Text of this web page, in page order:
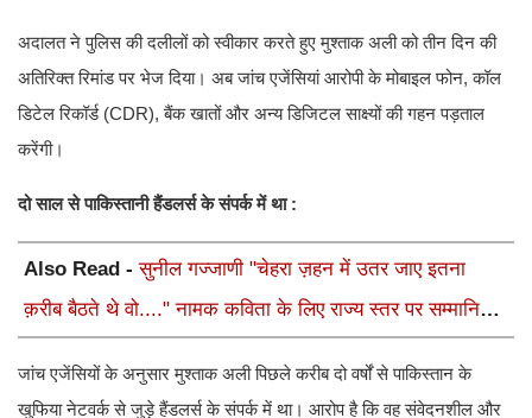
अदालत ने पुलिस की दलीलों को स्वीकार करते हुए मुश्ताक अली को तीन दिन की
अतिरिक्त रिमांड पर भेज दिया। अब जांच एजेंसियां आरोपी के मोबाइल फोन, कॉल
डिटेल रिकॉर्ड (CDR), बैंक खातों और अन्य डिजिटल साक्ष्यों की गहन पड़ताल
करेंगी।
दो साल से पाकिस्तानी हैंडलर्स के संपर्क में था :
Also Read -सुनील गज्जाणी "चेहरा ज़हन में उतर जाए इतना
क़रीब बैठते थे वो...." नामक कविता के लिए राज्य स्तर पर सम्मानित
जांच एजेंसियों के अनुसार मुश्ताक अली पिछले करीब दो वर्षों से पाकिस्तान के
खुफिया नेटवर्क से जुड़े हैंडलर्स के संपर्क में था। आरोप है कि वह संवेदनशील और